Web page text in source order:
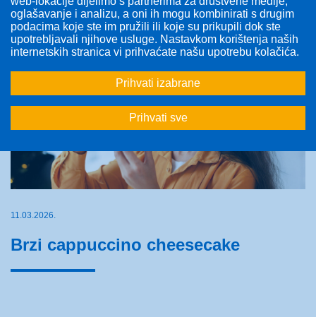
11.03.2026.
Brzi cappuccino cheesecake
oglašavanje i analizu, a oni ih mogu kombinirati s drugim
podacima koje ste im pružili ili koje su prikupili dok ste
upotrebljavali njihove usluge. Nastavkom korištenja naših
internetskih stranica vi prihvaćate našu upotrebu kolačića.
Prihvati izabrane
Prihvati sve